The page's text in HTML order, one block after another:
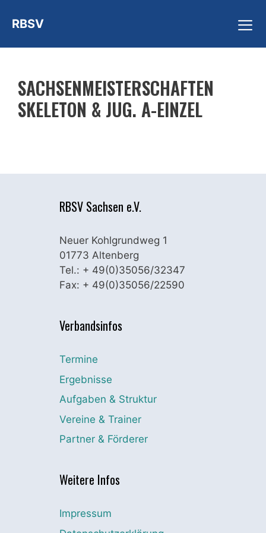
Inhalt
springen
RBSV
SACHSENMEISTERSCHAFTEN
SKELETON & JUG. A-EINZEL
RBSV Sachsen e.V.
Neuer Kohlgrundweg 1
01773 Altenberg
Tel.: + 49(0)35056/32347
Fax: + 49(0)35056/22590
Verbandsinfos
Termine
Ergebnisse
Aufgaben & Struktur
Vereine & Trainer
Partner & Förderer
Weitere Infos
Impressum